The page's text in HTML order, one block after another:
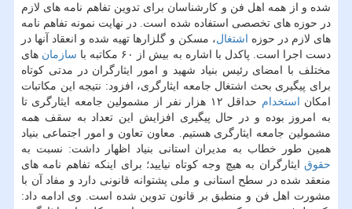
شده و از همه اهل فن و کارشناسان برای تدوین تفاهم نامه های لازم
در حوزه های تخصصی استفاده شده است. در نهایت نمونه تفاهم نامه
های لازم در حوزه اشتغال، مسکن و گلزارها تهیه شده و انعقاد آنها در
دست اجرا است. پاکدل با اشاره به بیش از ۶۰ مکاتبه با
سازمان های
مختلف با امضای رئیس بنیاد شهید و امور ایثارگران در مدتی کوتاه
برای پیگیری بحث اشتغال جامعه ایثارگری، افزود: نتیجه این مکاتبات
امکان استخدام
حداقل ۱۲ هزار نفر از مشمولین جامعه ایثارگری تا
به امروز بوده و در حال پیگیری افزایش این تعداد به سقف همه
مشمولین جامعه ایثارگری هستیم. معاون تعاون و امور اجتماعی بنیاد
همین طور خطاب به مدیران استانی بنیاد اظهار داشت: نسبت به
حقوق ایثارگران به هیچ وجه کوتاه نیایید؛ برای اینکه تفاهم نامه های
منعقد شده در سطح استانی و ملی پشتوانه قانونی دارد و مفاد آن با
مشورت اهل فن و منطبق بر قانون تدوین شده است. وی ادامه داد: